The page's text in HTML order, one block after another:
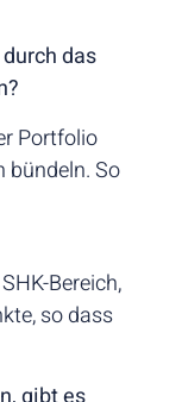
das
Portfolio
bündeln. So
Bereich,
so dass